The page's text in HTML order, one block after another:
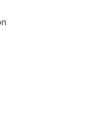
: Hier
Sprache,
die Forschung
einem
verschiedenen
und
und der